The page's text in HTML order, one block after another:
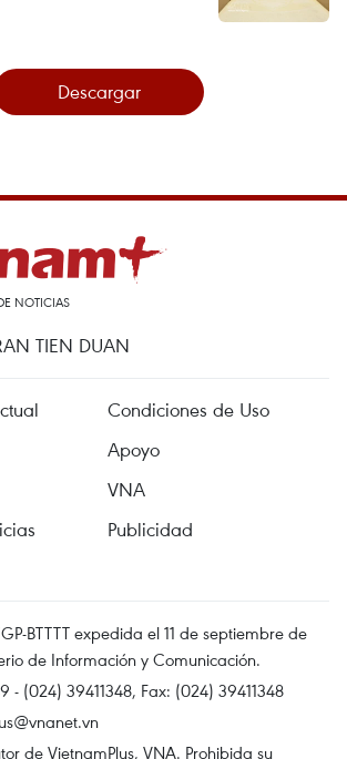
Descargar
NOTICIAS
TIEN DUAN
Condiciones de Uso
Apoyo
VNA
Publicidad
BTTTT expedida el 11 de septiembre de
de Información y Comunicación.
- (024) 39411348, Fax: (024) 39411348
de VietnamPlus, VNA. Prohibida su